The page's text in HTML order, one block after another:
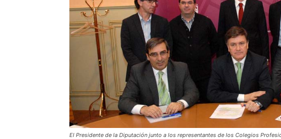
El Presidente de la Diputación junto a los representantes de los Colegios